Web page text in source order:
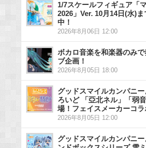
1/7スケールフィギュア「
2026」Ver. 10月14日(水)
中！
2026年8月06日 12:00
ボカロ音楽を和楽器のみ
ブ企画！
2026年8月05日 18:00
グッドスマイルカンパニ
ろいど 「亞北ネル」「弱
場！フェイスメーカーコラ
2026年8月05日 12:00
グッドスマイルカンパニ